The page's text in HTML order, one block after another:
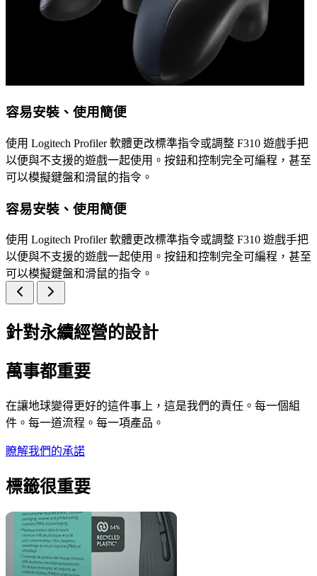
容易安裝、使用簡便
使用 Logitech Profiler 軟體更改標準指令或調整 F310 遊戲手把
以便與不支援的遊戲一起使用。按鈕和控制完全可編程，甚至
可以模擬鍵盤和滑鼠的指令。
容易安裝、使用簡便
使用 Logitech Profiler 軟體更改標準指令或調整 F310 遊戲手把
以便與不支援的遊戲一起使用。按鈕和控制完全可編程，甚至
可以模擬鍵盤和滑鼠的指令。
針對永續經營的設計
萬事都重要
在讓地球變得更好的這件事上，這是我們的責任。每一個組
件。每一道流程。每一項產品。
瞭解我們的承諾
標籤很重要